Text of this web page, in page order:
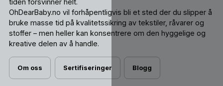
OhDearBaby.no vil forhåpentligvis bli et sted der du slipper å
bruke masse tid på kvalitetssikring av tekstiler, råvarer og
stoffer – men heller kan konsentrere om den hyggelige og
kreative delen av å handle.
Om oss Sertifiseringer Blogg